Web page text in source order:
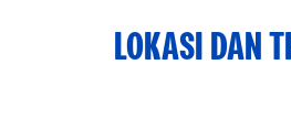
LOKASI DAN